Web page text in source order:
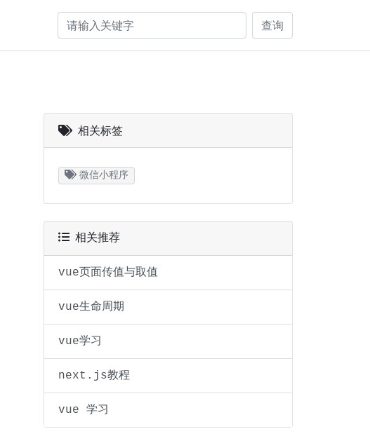
查询
相关标签
微信小程序
相关推荐
vue页面传值与取值
vue生命周期
vue学习
next.js教程
vue 学习